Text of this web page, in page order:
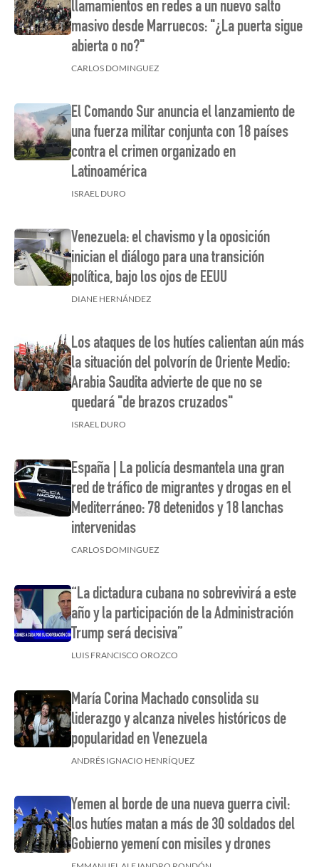
llamamientos en redes a un nuevo salto
masivo desde Marruecos: "¿La puerta sigue
abierta o no?"
CARLOS DOMINGUEZ
El Comando Sur anuncia el lanzamiento de
una fuerza militar conjunta con 18 países
contra el crimen organizado en
Latinoamérica
ISRAEL DURO
Venezuela: el chavismo y la oposición
inician el diálogo para una transición
política, bajo los ojos de EEUU
DIANE HERNÁNDEZ
Los ataques de los hutíes calientan aún más
la situación del polvorín de Oriente Medio:
Arabia Saudita advierte de que no se
quedará "de brazos cruzados"
ISRAEL DURO
España | La policía desmantela una gran
red de tráfico de migrantes y drogas en el
Mediterráneo: 78 detenidos y 18 lanchas
intervenidas
CARLOS DOMINGUEZ
“La dictadura cubana no sobrevivirá a este
año y la participación de la Administración
Trump será decisiva”
LUIS FRANCISCO OROZCO
María Corina Machado consolida su
liderazgo y alcanza niveles históricos de
popularidad en Venezuela
ANDRÉS IGNACIO HENRÍQUEZ
Yemen al borde de una nueva guerra civil:
los hutíes matan a más de 30 soldados del
Gobierno yemení con misiles y drones